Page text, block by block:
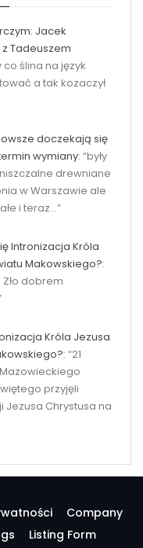
Jacek
Tadeuszem
co ślina na język
a tak kozaczył
doczekają się
wymiany: “były
drewniane
w Warszawie ale
i teraz…”
Intronizacja Króla
Makowskiego?:
dobrem
Króla Jezusa
: “21
przyjęli
Jezusa Chrystusa na
Company
Listing Form